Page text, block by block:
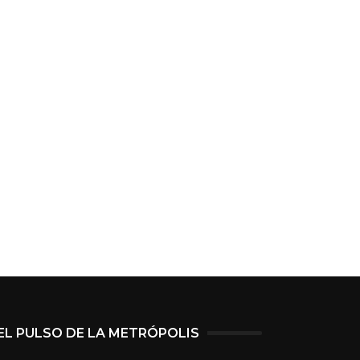
PULSO DE LA METRÓPOLIS